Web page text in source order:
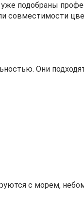
подобраны
совместимости
Они
с морем,